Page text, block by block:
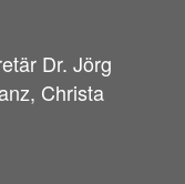
Dr. Jörg
Christa